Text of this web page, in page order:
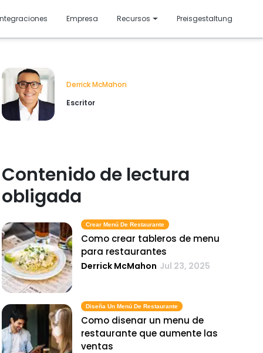
Empresa Recursos Preisgestaltung
Derrick McMahon
Escritor
Contenido de lectura
obligada
Crear Menú De Restaurante
Como crear tableros de menu
para restaurantes
Derrick McMahon Jul 23, 2025
Diseña Un Menú De Restaurante
Como disenar un menu de
restaurante que aumente las
ventas